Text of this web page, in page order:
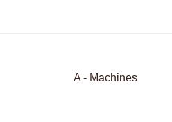
A - Machines